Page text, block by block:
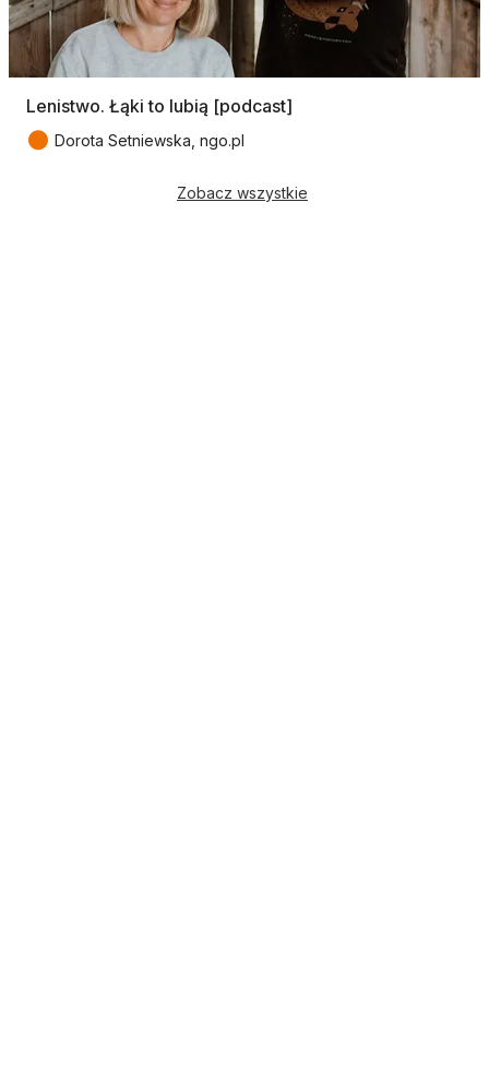
Lenistwo. Łąki to lubią [podcast]
● Dorota Setniewska, ngo.pl
Zobacz wszystkie